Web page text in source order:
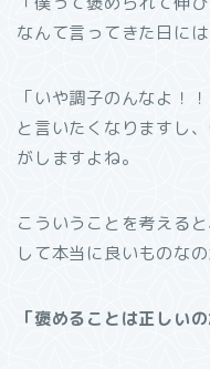
なんて言ってきた日に
「いや調子のんなよ！！
と言いたくなりますし
がしますよね。
こういうことを考える
して本当に良いものな
「褒めることは正しいの